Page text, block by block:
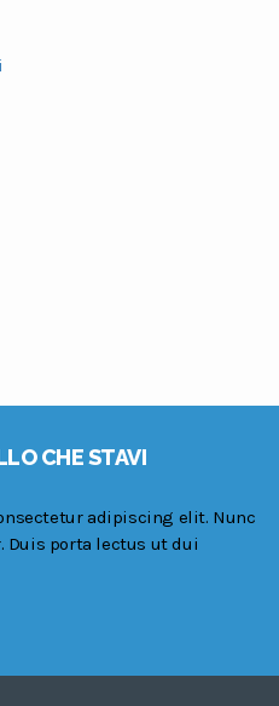
CHE STAVI
adipiscing elit. Nunc
Duis porta lectus ut dui